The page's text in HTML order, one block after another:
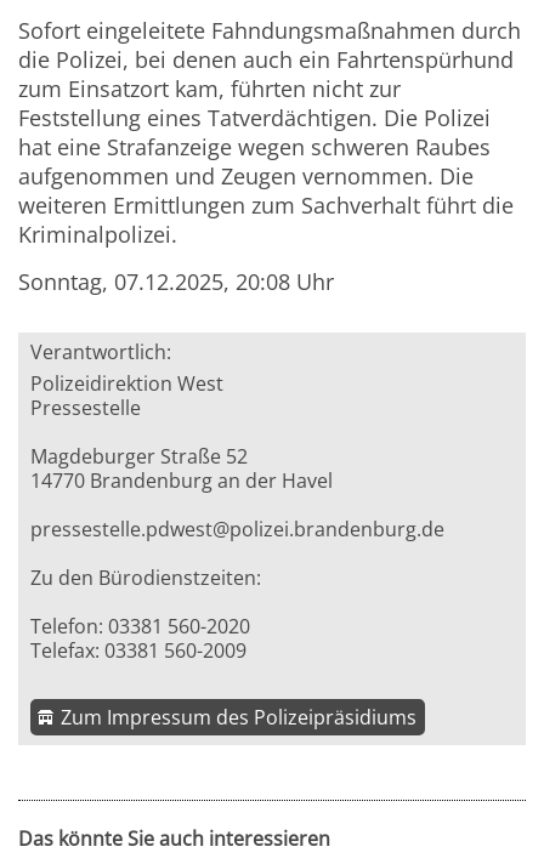
Sofort eingeleitete Fahndungsmaßnahmen durch
die Polizei, bei denen auch ein Fahrtenspürhund
zum Einsatzort kam, führten nicht zur
Feststellung eines Tatverdächtigen. Die Polizei
hat eine Strafanzeige wegen schweren Raubes
aufgenommen und Zeugen vernommen. Die
weiteren Ermittlungen zum Sachverhalt führt die
Kriminalpolizei.
Sonntag, 07.12.2025, 20:08 Uhr
Verantwortlich:
Polizeidirektion West
Pressestelle
Magdeburger Straße 52
14770 Brandenburg an der Havel
pressestelle.pdwest@polizei.brandenburg.de
Zu den Bürodienstzeiten:
Telefon: 03381 560-2020
Telefax: 03381 560-2009
Zum Impressum des Polizeipräsidiums
Das könnte Sie auch interessieren